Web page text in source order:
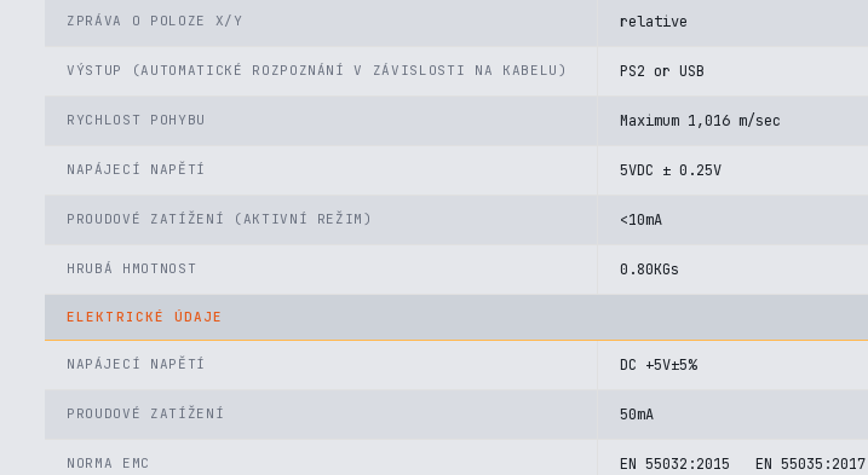
ZPRÁVA O POLOZE X/Y relative
VÝSTUP (AUTOMATICKÉ ROZPOZNÁNÍ V ZÁVISLOSTI NA KABELU) PS2 or USB
RYCHLOST POHYBU Maximum 1,016 m/sec
NAPÁJECÍ NAPĚTÍ 5VDC ± 0.25V
PROUDOVÉ ZATÍŽENÍ (AKTIVNÍ REŽIM) <10mA
HRUBÁ HMOTNOST 0.80KGs
ELEKTRICKÉ ÚDAJE
NAPÁJECÍ NAPĚTÍ DC +5V±5%
PROUDOVÉ ZATÍŽENÍ 50mA
NORMA EMC EN 55032:2015 EN 55035:2017